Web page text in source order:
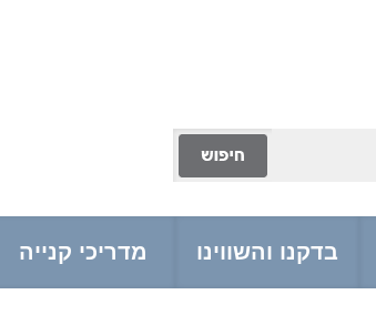
בדקנו והשווינו מדריכי קנייה